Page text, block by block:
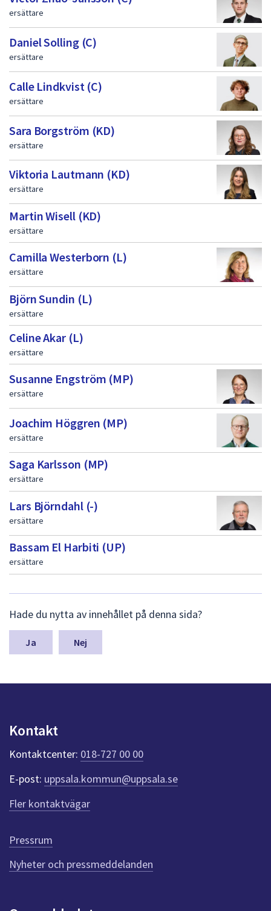
ersättare
Daniel Solling (C)
ersättare
Calle Lindkvist (C)
ersättare
Sara Borgström (KD)
ersättare
Viktoria Lautmann (KD)
ersättare
Martin Wisell (KD)
ersättare
Camilla Westerborn (L)
ersättare
Björn Sundin (L)
ersättare
Celine Akar (L)
ersättare
Susanne Engström (MP)
ersättare
Joachim Höggren (MP)
ersättare
Saga Karlsson (MP)
ersättare
Lars Björndahl (-)
ersättare
Bassam El Harbiti (UP)
ersättare
ä
m
a
y
n
t
r
ö
e
n
n
Hade du nytta av innehållet på denna sida?
Nej
Kontakt
Kontaktcenter: 018-727 00 00
E-post: uppsala.kommun@uppsala.se
Fler kontaktvägar
Pressrum
Nyheter och pressmeddelanden